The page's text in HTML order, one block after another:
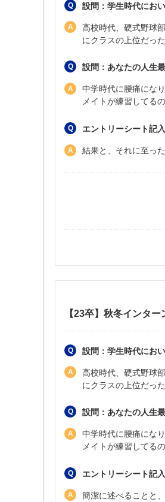
設問：学生時代にお
高校時代、硬式野球
にクラスの上位だっ
設問：あなたの人生
中学時代に腰痛にな
メイトが練習してる
エントリーシート記
結果と、それに至っ
【23卒】秋冬インタ
設問：学生時代にお
高校時代、硬式野球
にクラスの上位だっ
設問：あなたの人生
中学時代に腰痛にな
メイトが練習してる
エントリーシート記
簡潔に述べることと